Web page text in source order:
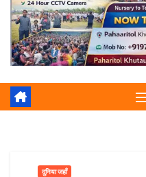
दुनिया जहाँ
pa
m
e